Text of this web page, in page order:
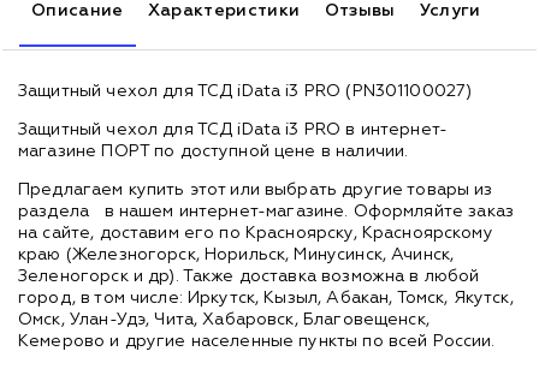
Описание Характеристики Отзывы Услуги
Защитный чехол для ТСД iData i3 PRO (PN301100027)
Защитный чехол для ТСД iData i3 PRO в интернет-
магазине ПОРТ по доступной цене в наличии.
Предлагаем купить этот или выбрать другие товары из
раздела
в нашем интернет-магазине. Оформляйте заказ
на сайте, доставим его по Красноярску, Красноярскому
краю (Железногорск, Норильск, Минусинск, Ачинск,
Зеленогорск и др). Также доставка возможна в любой
город, в том числе: Иркутск, Кызыл, Абакан, Томск, Якутск,
Омск, Улан-Удэ, Чита, Хабаровск, Благовещенск,
Кемерово и другие населенные пункты по всей России.